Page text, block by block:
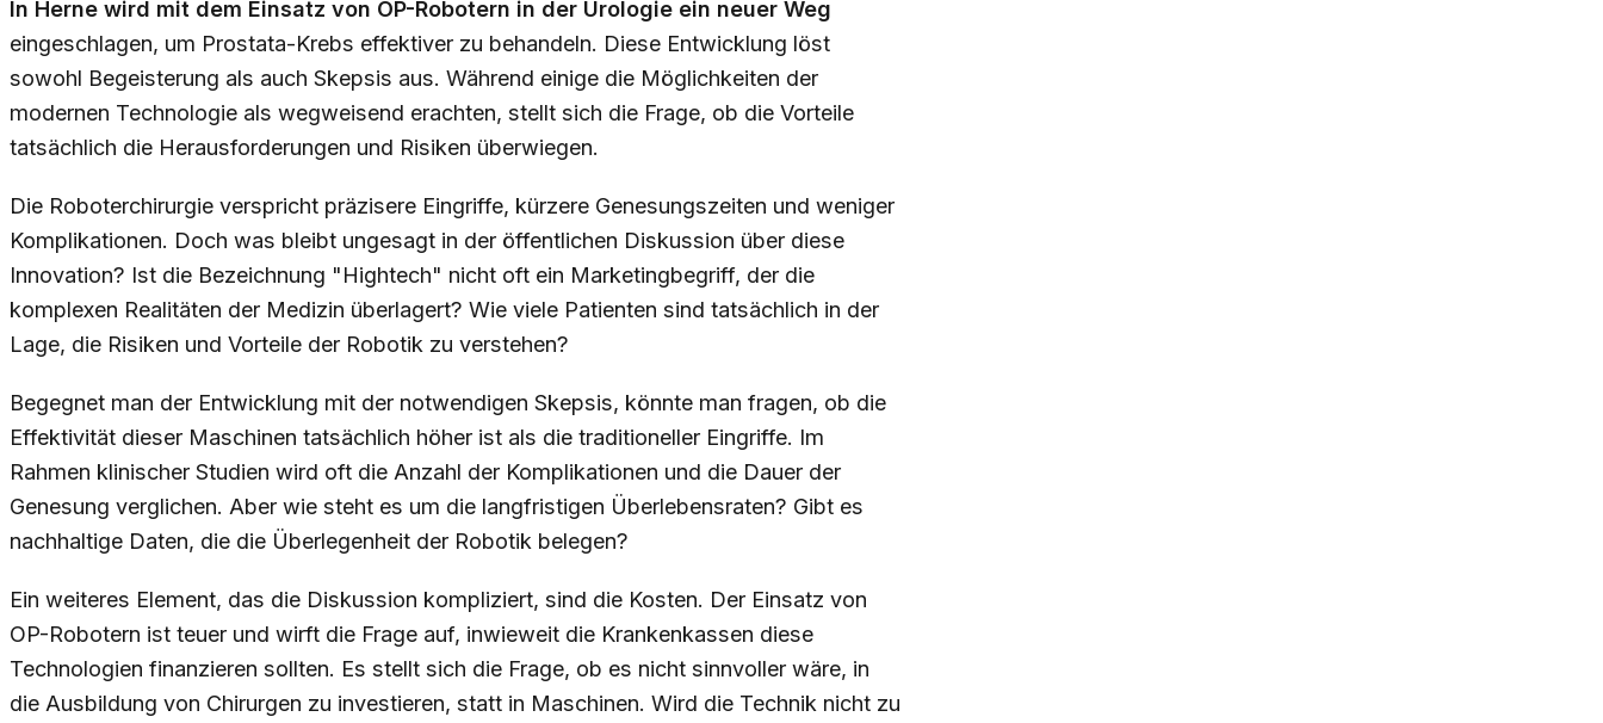
In Herne wird mit dem Einsatz von OP-Robotern in der Urologie ein neuer Weg
eingeschlagen, um Prostata-Krebs effektiver zu behandeln. Diese Entwicklung löst
sowohl Begeisterung als auch Skepsis aus. Während einige die Möglichkeiten der
modernen Technologie als wegweisend erachten, stellt sich die Frage, ob die Vorteile
tatsächlich die Herausforderungen und Risiken überwiegen.
Die Roboterchirurgie verspricht präzisere Eingriffe, kürzere Genesungszeiten und weniger
Komplikationen. Doch was bleibt ungesagt in der öffentlichen Diskussion über diese
Innovation? Ist die Bezeichnung "Hightech" nicht oft ein Marketingbegriff, der die
komplexen Realitäten der Medizin überlagert? Wie viele Patienten sind tatsächlich in der
Lage, die Risiken und Vorteile der Robotik zu verstehen?
Begegnet man der Entwicklung mit der notwendigen Skepsis, könnte man fragen, ob die
Effektivität dieser Maschinen tatsächlich höher ist als die traditioneller Eingriffe. Im
Rahmen klinischer Studien wird oft die Anzahl der Komplikationen und die Dauer der
Genesung verglichen. Aber wie steht es um die langfristigen Überlebensraten? Gibt es
nachhaltige Daten, die die Überlegenheit der Robotik belegen?
Ein weiteres Element, das die Diskussion kompliziert, sind die Kosten. Der Einsatz von
OP-Robotern ist teuer und wirft die Frage auf, inwieweit die Krankenkassen diese
Technologien finanzieren sollten. Es stellt sich die Frage, ob es nicht sinnvoller wäre, in
die Ausbildung von Chirurgen zu investieren, statt in Maschinen. Wird die Technik nicht zu